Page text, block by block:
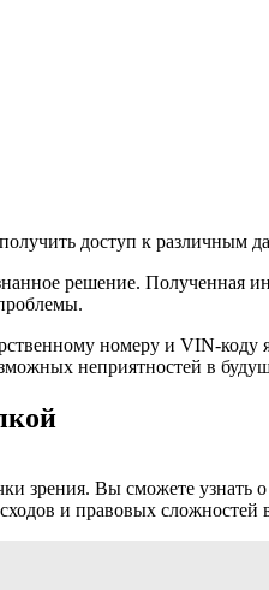
доступ к различным
решение. Полученная
номеру и VIN-
неприятностей в
зрения. Вы сможете узнать
и правовых сложностей